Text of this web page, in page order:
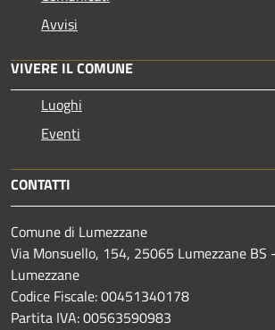
Avvisi
VIVERE IL COMUNE
Luoghi
Eventi
CONTATTI
Comune di Lumezzane
Via Monsuello, 154, 25065 Lumezzane
Lumezzane
Codice Fiscale: 00451340178
Partita IVA: 00563590983